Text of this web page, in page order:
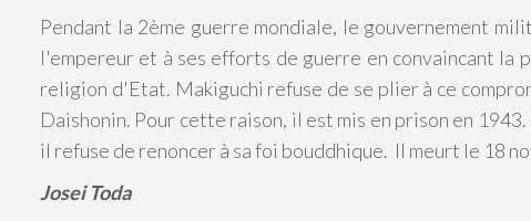
Pendant la 2ème guerre mondiale, le gouvernement
l'empereur et à ses efforts de guerre en convaincant la
religion d'Etat. Makiguchi refuse de se plier à ce
Daishonin. Pour cette raison, il est mis en prison en
il refuse de renoncer à sa foi bouddhique. Il meurt le 18
Josei Toda